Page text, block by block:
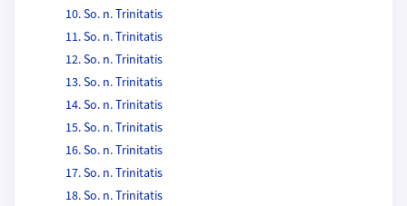
10. So. n. Trinitatis
11. So. n. Trinitatis
12. So. n. Trinitatis
13. So. n. Trinitatis
14. So. n. Trinitatis
15. So. n. Trinitatis
16. So. n. Trinitatis
17. So. n. Trinitatis
18. So. n. Trinitatis